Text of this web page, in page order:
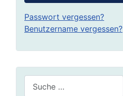
Passwort vergessen?
Benutzername vergessen?